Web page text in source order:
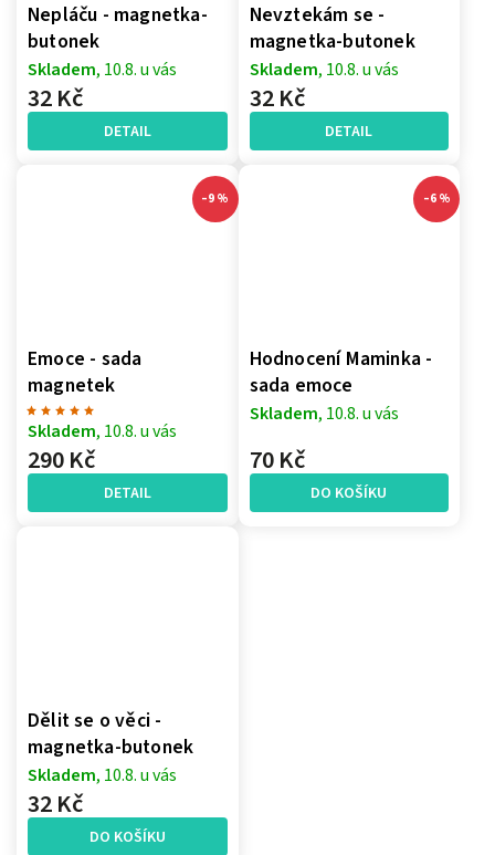
Nepláču - magnetka-
butonek
Skladem, 10.8. u vás
32 Kč
DETAIL
Nevztekám se -
magnetka-butonek
Skladem, 10.8. u vás
32 Kč
DETAIL
–9 %
Emoce - sada
magnetek
Skladem, 10.8. u vás
290 Kč
DETAIL
–6 %
Hodnocení Maminka -
sada emoce
Skladem, 10.8. u vás
70 Kč
DO KOŠÍKU
Dělit se o věci -
magnetka-butonek
Skladem, 10.8. u vás
32 Kč
DO KOŠÍKU